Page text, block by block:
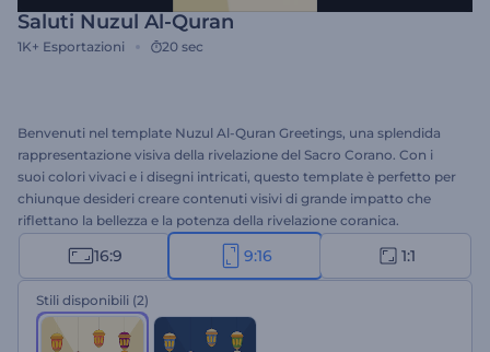
Saluti Nuzul Al-Quran
1K+ Esportazioni 20 sec
Benvenuti nel template Nuzul Al-Quran Greetings, una splendida
rappresentazione visiva della rivelazione del Sacro Corano. Con i
suoi colori vivaci e i disegni intricati, questo template è perfetto per
chiunque desideri creare contenuti visivi di grande impatto che
riflettano la bellezza e la potenza della rivelazione coranica.
Aggiungete il vostro tocco personale a questo template digitando
le vostre parole di auguri, inserendo il vostro logo e aggiungendo la
vostra voce fuori campo o la vostra traccia musicale preferita dalla
nostra libreria musicale. Perfetto per video di auguri, inviti per le
festività, introduzioni festive per presentazioni e molto altro. Create
16:9 9:16 1:1
Stili disponibili (2)